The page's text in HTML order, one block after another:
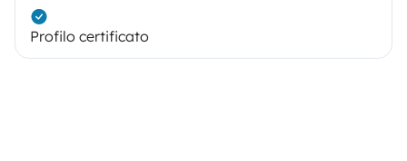
Profilo certificato